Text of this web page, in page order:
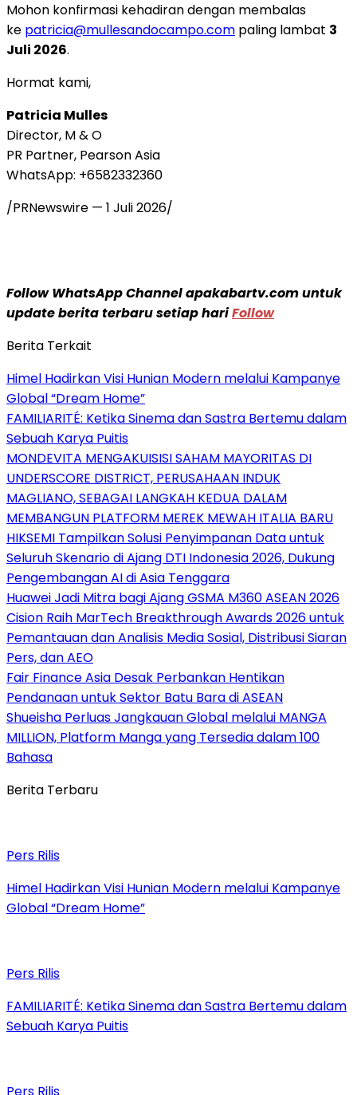
Mohon konfirmasi kehadiran dengan membalas
ke patricia@mullesandocampo.com paling lambat 3
Juli 2026.
Hormat kami,
Patricia Mulles
Director, M & O
PR Partner, Pearson Asia
WhatsApp: +6582332360
/PRNewswire — 1 Juli 2026/
Follow WhatsApp Channel apakabartv.com untuk
update berita terbaru setiap hariFollow
Berita Terkait
Himel Hadirkan Visi Hunian Modern melalui Kampanye
Global “Dream Home”
FAMILIARITÉ: Ketika Sinema dan Sastra Bertemu dalam
Sebuah Karya Puitis
MONDEVITA MENGAKUISISI SAHAM MAYORITAS DI
UNDERSCORE DISTRICT, PERUSAHAAN INDUK
MAGLIANO, SEBAGAI LANGKAH KEDUA DALAM
MEMBANGUN PLATFORM MEREK MEWAH ITALIA BARU
HIKSEMI Tampilkan Solusi Penyimpanan Data untuk
Seluruh Skenario di Ajang DTI Indonesia 2026, Dukung
Pengembangan AI di Asia Tenggara
Huawei Jadi Mitra bagi Ajang GSMA M360 ASEAN 2026
Cision Raih MarTech Breakthrough Awards 2026 untuk
Pemantauan dan Analisis Media Sosial, Distribusi Siaran
Pers, dan AEO
Fair Finance Asia Desak Perbankan Hentikan
Pendanaan untuk Sektor Batu Bara di ASEAN
Shueisha Perluas Jangkauan Global melalui MANGA
MILLION, Platform Manga yang Tersedia dalam 100
Bahasa
Berita Terbaru
Pers Rilis
Himel Hadirkan Visi Hunian Modern melalui Kampanye
Global “Dream Home”
Pers Rilis
FAMILIARITÉ: Ketika Sinema dan Sastra Bertemu dalam
Sebuah Karya Puitis